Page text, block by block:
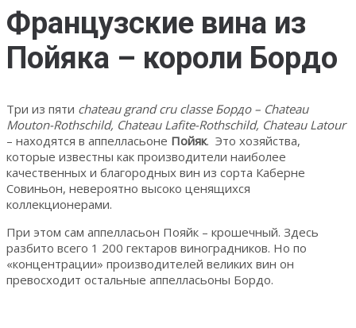
Французские вина из
Пойяка – короли Бордо
Три из пяти chateau grand cru classe Бордо – Chateau
Mouton-Rothschild, Chateau Lafite-Rothschild, Chateau Latour
– находятся в аппелласьоне Пойяк. Это хозяйства,
которые известны как производители наиболее
качественных и благородных вин из сорта Каберне
Совиньон, невероятно высоко ценящихся
коллекционерами.
При этом сам аппелласьон Пояйк – крошечный. Здесь
разбито всего 1 200 гектаров виноградников. Но по
«концентрации» производителей великих вин он
превосходит остальные аппелласьоны Бордо.